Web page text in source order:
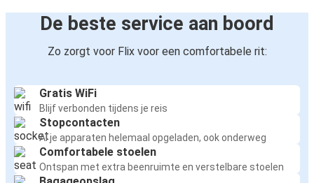
De beste service aan boord
Zo zorgt voor Flix voor een comfortabele rit:
Gratis WiFi
Blijf verbonden tijdens je reis
Stopcontacten
Al je apparaten helemaal opgeladen, ook onderweg
Comfortabele stoelen
Ontspan met extra beenruimte en verstelbare stoelen